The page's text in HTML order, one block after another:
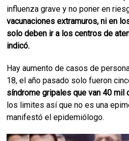
influenza grave y no poner en
vacunaciones extramuros, ni en
solo deben ir a los centros de
indicó.
Hay aumento de casos de
18, el año pasado solo fueron
síndrome gripales que van 40 mil
los limites así que no es una
manifestó el epidemiólogo.